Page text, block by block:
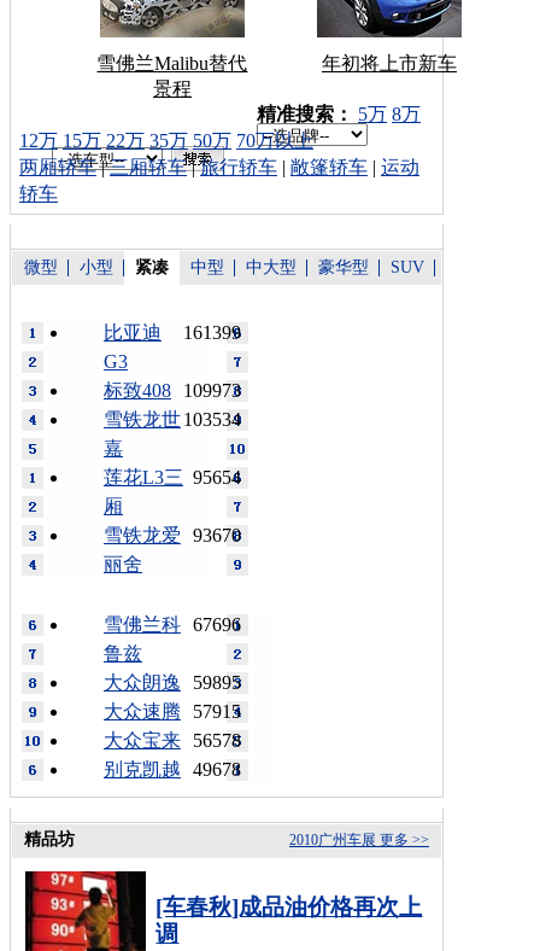
雪佛兰Malibu替代
景程
年初将上市新车
车型搜索：
精准搜索： 5万 8万
12万 15万 22万 35万 50万 70万以上
两厢轿车|三厢轿车|旅行轿车 | 敞篷轿车 | 运动
轿车
微型 小型 紧凑 中型 中大型 豪华型 SUV
161399
比亚迪
G3
109973
标致408
103534
雪铁龙世
嘉
95654
莲花L3三
厢
93670
雪铁龙爱
丽舍
67696
雪佛兰科
鲁兹
59895
大众朗逸
57915
大众速腾
56578
大众宝来
49678
别克凯越
更多 >>
2010广州车展
精品坊
[车春秋]成品油价格再次上
调